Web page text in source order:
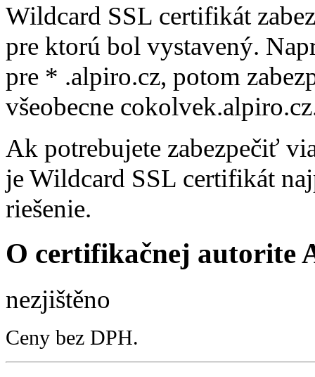
Wildcard SSL certifikát
pre ktorú bol vystavený.
pre * .alpiro.cz, potom
všeobecne
Ak potrebujete zabezpečiť
je Wildcard SSL certifikát
riešenie.
O certifikačnej autorite
nezjištěno
Ceny bez DPH.